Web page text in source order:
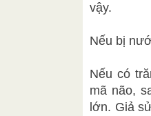
vậy.
Nếu bị
Nếu có
mã não,
lớn. Giả